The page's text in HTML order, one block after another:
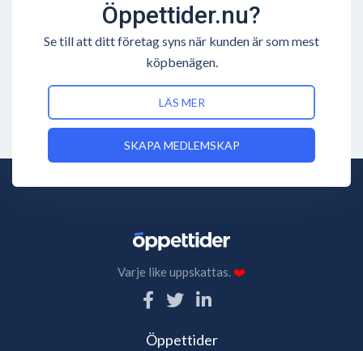
Öppettider.nu?
Se till att ditt företag syns när kunden är som mest
köpbenägen.
LÄS MER
SKAPA MEDLEMSKAP
Varje like uppskattas.❤️
Öppettider